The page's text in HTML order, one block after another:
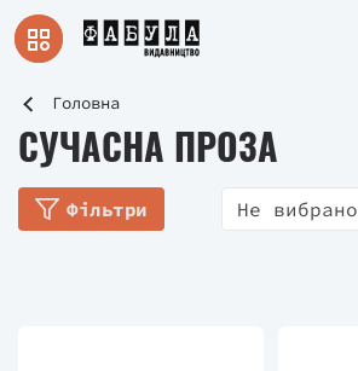
Головна
СУЧАСНА ПРОЗА
Фільтри Не вибрано